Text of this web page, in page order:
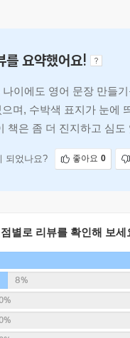
높여가면서 진행했을
문장 만들기, STEP 2
학습자 스스로가 감탄할
를 요약했어요!
이에도 영어 문장 만들
며, 수박색 표지가 눈에
책은 좀 더 진지하고 심
되었나요? 좋아요 0
별로 리뷰를 확인해 보세
8%